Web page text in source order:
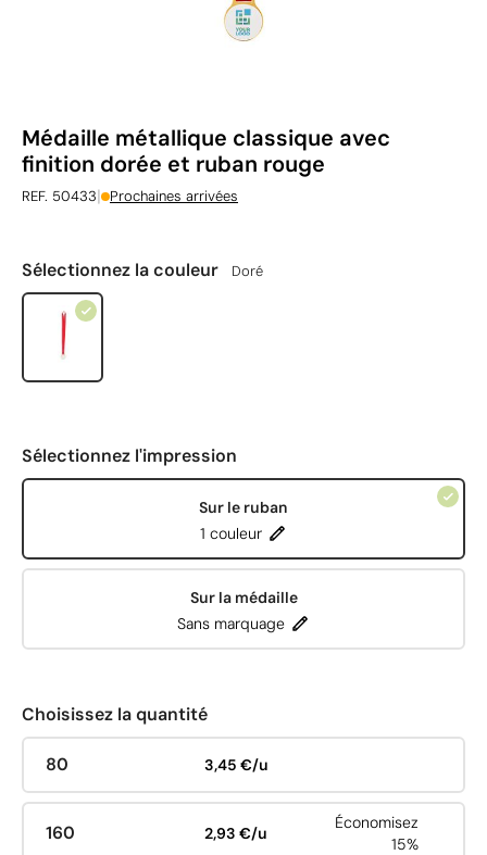
Médaille métallique classique avec
finition dorée et ruban rouge
REF. 50433| Prochaines arrivées
Sélectionnez la couleur Doré
Sélectionnez l'impression
Sur le ruban
1 couleur
Sur la médaille
Sans marquage
Choisissez la quantité
80 3,45 €/u
160 2,93 €/u
Économisez
15%